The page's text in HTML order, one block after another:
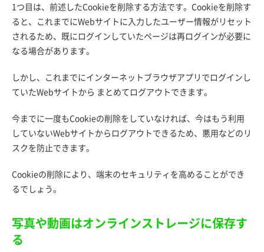
1つ目は、前述したCookieを削除する方法です。Cookieを削除す
ると、これまでにWebサイトに入力したユーザー情報がリセット
されるため、既にログインしていたページは再ログインが必要に
なる場合があります。
しかし、これまでにインターネットブラウザアプリでログインし
ていたWebサイトから まとめてログアウトできます。
今までに一度もCookieの削除をしていなければ、今はもう利用
していないWebサイトからログアウトできるため、悪用などのリ
スクを防止できます。
Cookieの削除により、端末のセキュリティを高めることができ
るでしょう。
写真や動画はオンラインストレージに保存す
る